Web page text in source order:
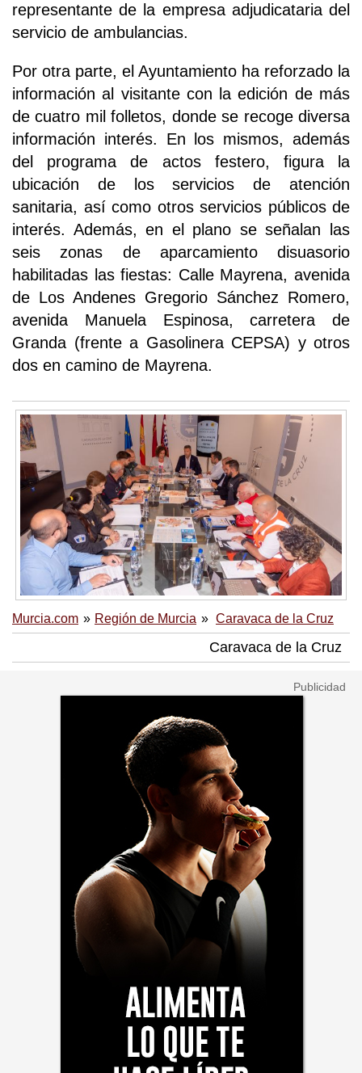
representante de la empresa adjudicataria del
servicio de ambulancias.
Por otra parte, el Ayuntamiento ha reforzado la
información al visitante con la edición de más
de cuatro mil folletos, donde se recoge diversa
información interés. En los mismos, además
del programa de actos festero, figura la
ubicación de los servicios de atención
sanitaria, así como otros servicios públicos de
interés. Además, en el plano se señalan las
seis zonas de aparcamiento disuasorio
habilitadas las fiestas: Calle Mayrena, avenida
de Los Andenes Gregorio Sánchez Romero,
avenida Manuela Espinosa, carretera de
Granda (frente a Gasolinera CEPSA) y otros
dos en camino de Mayrena.
Murcia.com Región de Murcia Caravaca de la Cruz
Caravaca de la Cruz